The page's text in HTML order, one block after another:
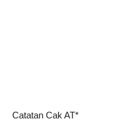
Catatan Cak AT*